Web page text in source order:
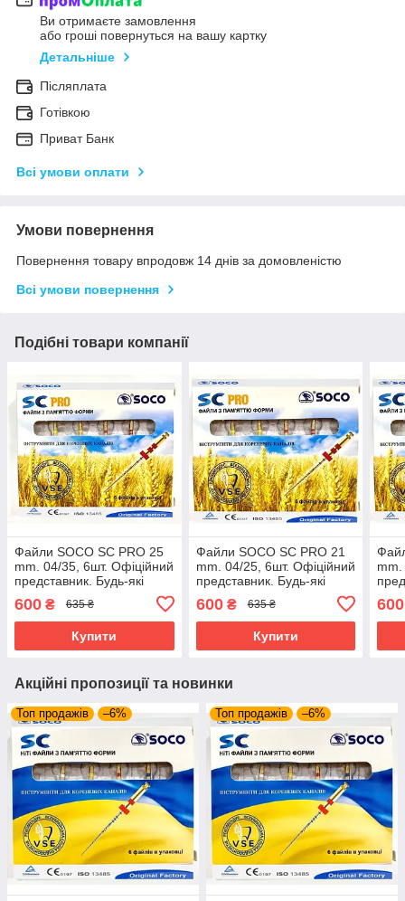
Ви отримаєте замовлення
або гроші повернуться на вашу картку
Детальніше
Післяплата
Готівкою
Приват Банк
Всі умови оплати
Умови повернення
Повернення товару впродовж 14 днів за домовленістю
Всі умови повернення
Подібні товари компанії
Файли SOCO SC PRO 25
mm. 04/35, 6шт. Офіційний
представник. Будь-які
наявності.
600 ₴ 635 ₴
Купити
Файли SOCO SC PRO 21
mm. 04/25, 6шт. Офіційний
представник. Будь-які
наявності.
600₴ 635 ₴
Купити
600
Акційні пропозиції та новинки
Топ продажів –6% Топ продажів –6%